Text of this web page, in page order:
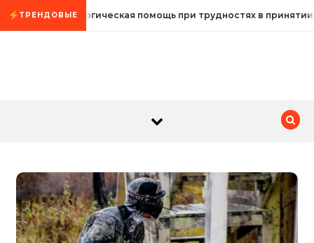
Промотать к содержимому
ТРЕНДОВЫЕ
Психологическая помощь при трудностях в